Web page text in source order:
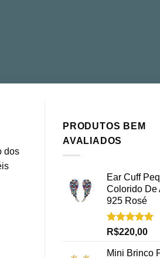
dos
PRODUTOS BEM
AVALIADOS
Ear Cuff
Colorido De
925 Rosé
Avaliação
5.00
de 5
R$220,00
Mini Brinco